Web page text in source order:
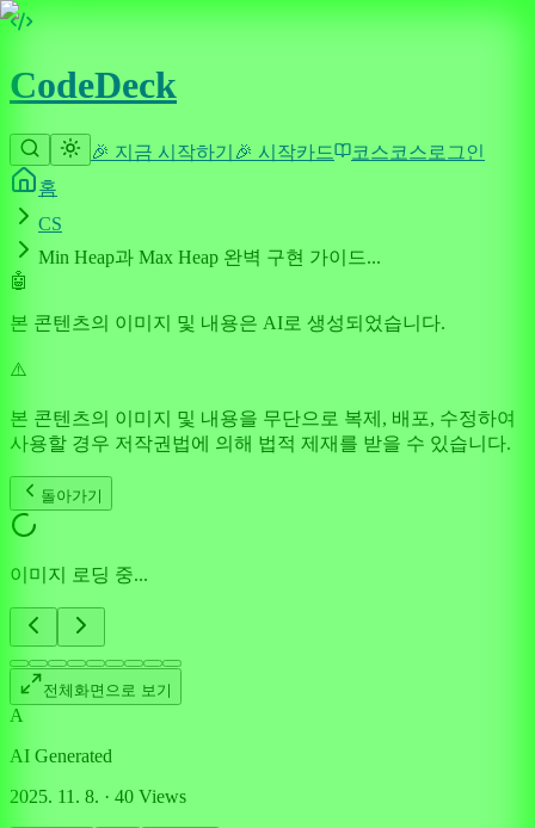
CodeDeck
🎉 지금 시작하기 🎉 시작카드 코스코스 로그인
홈
CS
Min Heap과 Max Heap 완벽 구현 가이드...
🤖
본 콘텐츠의 이미지 및 내용은 AI로 생성되었습니다.
⚠️
본 콘텐츠의 이미지 및 내용을 무단으로 복제, 배포, 수정하여
사용할 경우 저작권법에 의해 법적 제재를 받을 수 있습니다.
돌아가기
이미지 로딩 중...
전체화면으로 보기
A
AI Generated
2025. 11. 8. · 40 Views